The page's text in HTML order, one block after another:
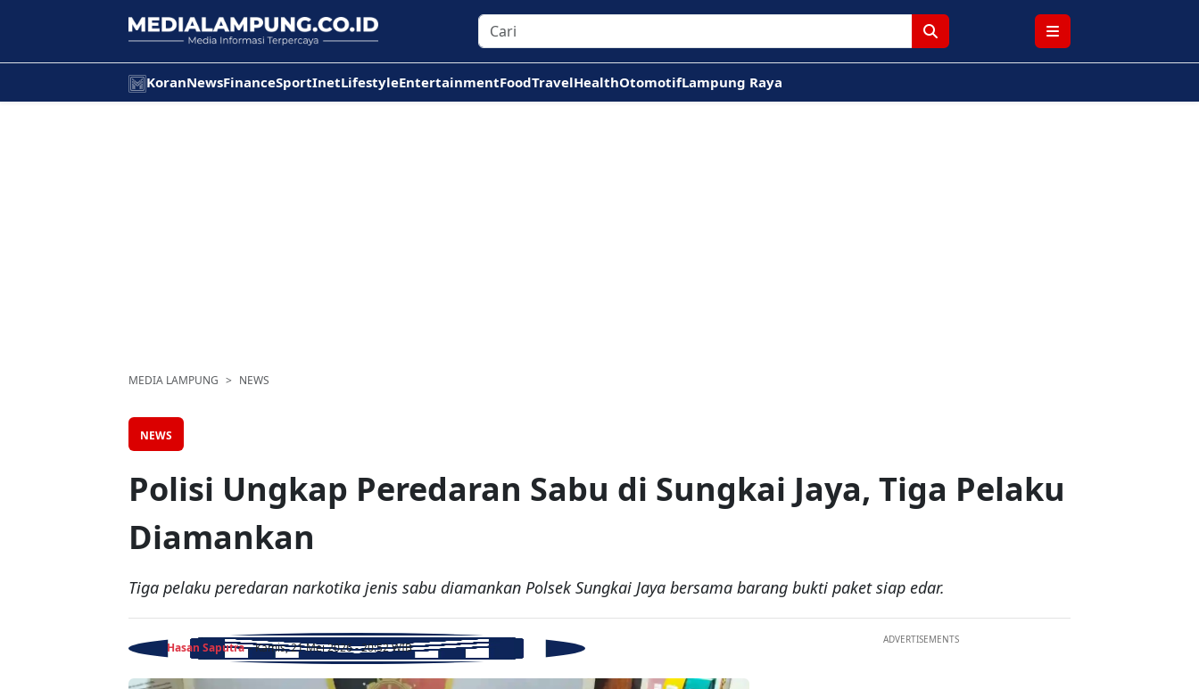
KoranNewsFinanceSportInetLifestyleEntertainmentFoodTravelHealthOtomotifLampung Raya
MEDIA LAMPUNG NEWS
NEWS
Polisi Ungkap Peredaran Sabu di Sungkai Jaya, Tiga Pelaku
Diamankan
Tiga pelaku peredaran narkotika jenis sabu diamankan Polsek Sungkai Jaya bersama barang bukti paket siap edar.
Hasan Saputra - Kamis, 21 Mei 2026 - 20:52 WIB
ADVERTISEMENTS